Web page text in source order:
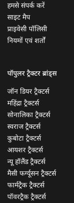
हमसे संपर्क करें
साइट मैप
प्राइवेसी पॉलिसी
नियमों एवं शर्तों
पॉपुलर ट्रैक्टर ब्रांड्स
जॉन डियर ट्रैक्टर्स
महिंद्रा ट्रैक्टर्स
सोनालिका ट्रैक्टर्स
स्वराज ट्रैक्टर्स
कुबोटा ट्रैक्टर्स
आयशर ट्रैक्टर्स
न्यू हॉलैंड ट्रैक्टर्स
मैसी फर्ग्यूसन ट्रैक्टर्स
फार्मट्रैक ट्रैक्टर्स
पॉवरट्रैक ट्रैक्टर्स